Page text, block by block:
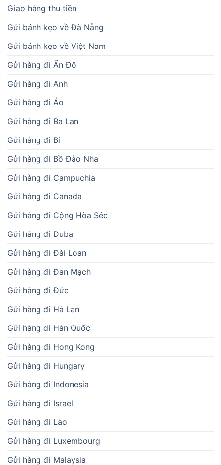
Giao hàng thu tiền
Gửi bánh kẹo về Đà Nẵng
Gửi bánh kẹo về Việt Nam
Gửi hàng đi Ấn Độ
Gửi hàng đi Anh
Gửi hàng đi Áo
Gửi hàng đi Ba Lan
Gửi hàng đi Bỉ
Gửi hàng đi Bồ Đào Nha
Gửi hàng đi Campuchia
Gửi hàng đi Canada
Gửi hàng đi Cộng Hòa Séc
Gửi hàng đi Dubai
Gửi hàng đi Đài Loan
Gửi hàng đi Đan Mạch
Gửi hàng đi Đức
Gửi hàng đi Hà Lan
Gửi hàng đi Hàn Quốc
Gửi hàng đi Hong Kong
Gửi hàng đi Hungary
Gửi hàng đi Indonesia
Gửi hàng đi Israel
Gửi hàng đi Lào
Gửi hàng đi Luxembourg
Gửi hàng đi Malaysia